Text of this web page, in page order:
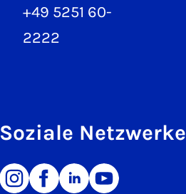
+49 5251 60-
2222
Soziale Netzwerke